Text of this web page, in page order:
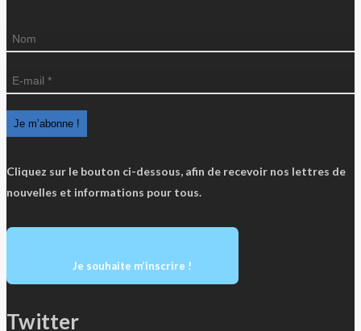
Cliquez sur le bouton ci-dessous, afin de recevoir nos lettres de
nouvelles et informations pour tous.
Je souhaite m’inscrire !
Twitter